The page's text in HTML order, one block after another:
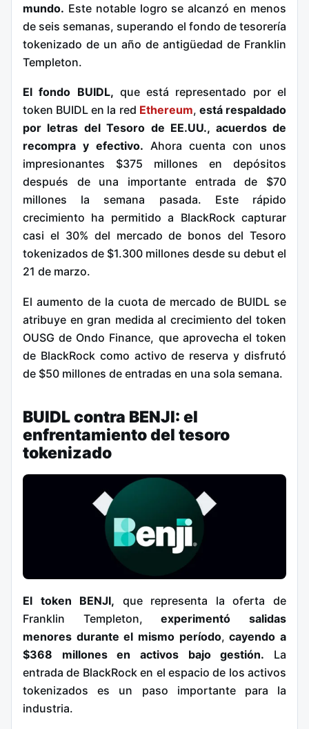
mundo. Este notable logro se alcanzó en menos
de seis semanas, superando el fondo de tesorería
tokenizado de un año de antigüedad de Franklin
Templeton.
El fondo BUIDL, que está representado por el
token BUIDL en la red Ethereum, está respaldado
por letras del Tesoro de EE.UU., acuerdos de
recompra y efectivo. Ahora cuenta con unos
impresionantes $375 millones en depósitos
después de una importante entrada de $70
millones la semana pasada. Este rápido
crecimiento ha permitido a BlackRock capturar
casi el 30% del mercado de bonos del Tesoro
tokenizados de $1.300 millones desde su debut el
21 de marzo.
El aumento de la cuota de mercado de BUIDL se
atribuye en gran medida al crecimiento del token
OUSG de Ondo Finance, que aprovecha el token
de BlackRock como activo de reserva y disfrutó
de $50 millones de entradas en una sola semana.
BUIDL contra BENJI: el
enfrentamiento del tesoro
tokenizado
El token BENJI, que representa la oferta de
Franklin Templeton, experimentó salidas
menores durante el mismo período, cayendo a
$368 millones en activos bajo gestión. La
entrada de BlackRock en el espacio de los activos
tokenizados es un paso importante para la
industria.